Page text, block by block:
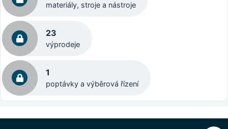
materiály, stroje a nástroje
23
výprodeje
1
poptávky a výběrová řízení